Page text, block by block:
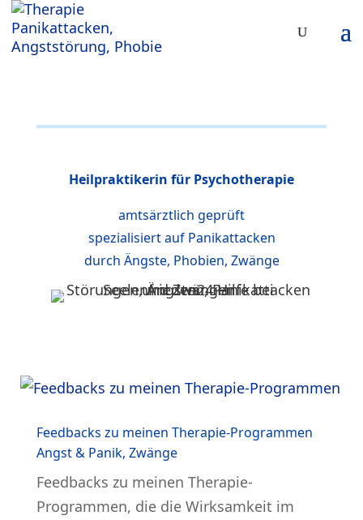
Heilpraktikerin für Psychotherapie
amtsärztlich geprüft
spezialisiert auf Panikattacken
durch Ängste, Phobien, Zwänge
Feedbacks zu meinen Therapie-Programmen
Angst & Panik, Zwänge
Feedbacks zu meinen Therapie-
Programmen, die die Wirksamkeit im